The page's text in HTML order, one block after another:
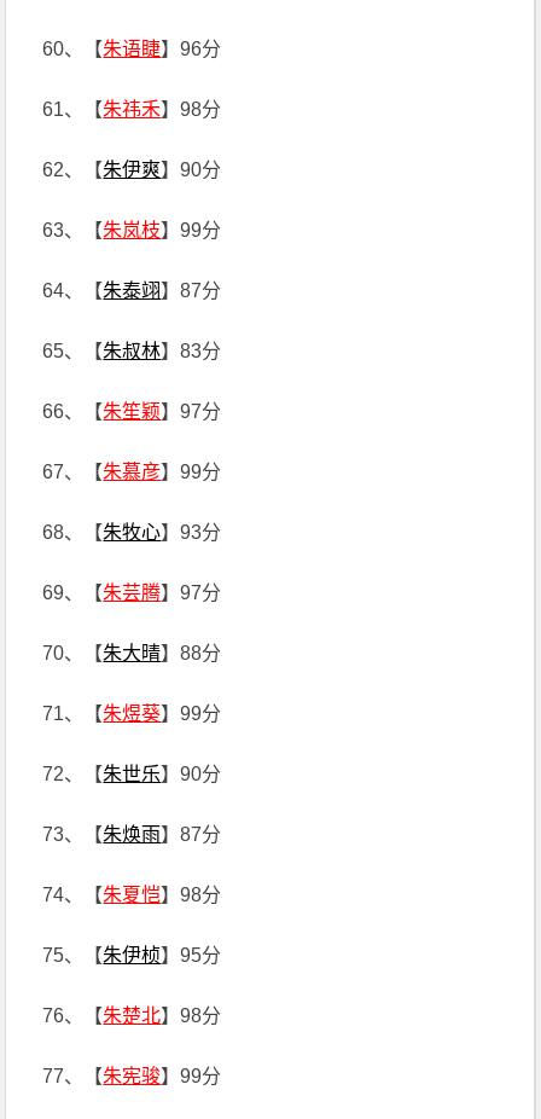
60、【朱语睫】96分
61、【朱祎禾】98分
62、【朱伊爽】90分
63、【朱岚枝】99分
64、【朱泰翊】87分
65、【朱叔林】83分
66、【朱笙颖】97分
67、【朱慕彦】99分
68、【朱牧心】93分
69、【朱芸腾】97分
70、【朱大晴】88分
71、【朱煜葵】99分
72、【朱世乐】90分
73、【朱焕雨】87分
74、【朱夏恺】98分
75、【朱伊桢】95分
76、【朱楚北】98分
77、【朱宪骏】99分